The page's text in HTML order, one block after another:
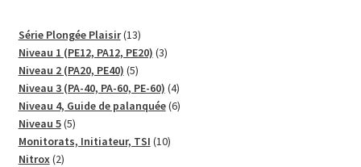
Série Plongée Plaisir 1313
produits
Niveau 1 (PE12, PA12, PE20) 33
Niveau 2 (PA20, PE40) 55
produits
Niveau 3 (PA-40, PA-60, PE-60) 44
produits
Niveau 4, Guide de palanquée 66
Niveau 5 55
produits
Monitorats, Initiateur, TSI 1010
Nitrox 22